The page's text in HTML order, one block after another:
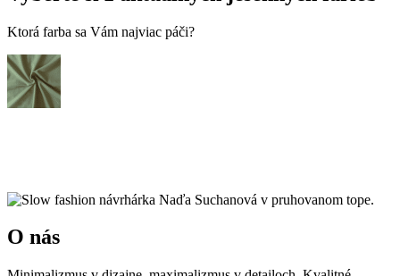
Ktorá farba sa Vám najviac páči?
O nás